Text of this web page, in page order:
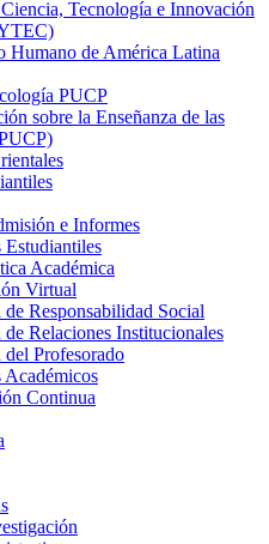
Tecnología e Innovación
Humano de América Latina
PUCP
sobre la Enseñanza de las
e Informes
Académica
Virtual
Responsabilidad Social
Relaciones Institucionales
Profesorado
Continua